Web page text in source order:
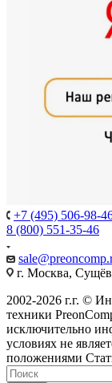
+7 (495) 506-98-
8 (800) 551-35-46
sale@
г. Москва,
2002-2026 г.г. ©
техники
исключительно
условиях не
положениями